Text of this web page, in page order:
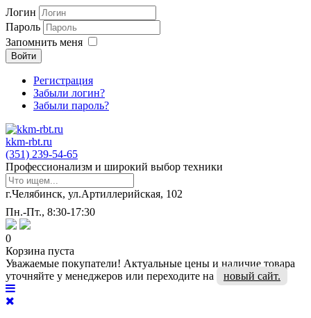
Логин
Пароль
Запомнить меня
Войти
Регистрация
Забыли логин?
Забыли пароль?
kkm-rbt.ru
(351) 239-54-65
Профессионализм и широкий выбор техники
г.Челябинск, ул.Артиллерийская, 102
Пн.-Пт., 8:30-17:30
0
Корзина пуста
Уважаемые покупатели! Актуальные цены и наличие товара
уточняйте у менеджеров или переходите на
новый сайт.